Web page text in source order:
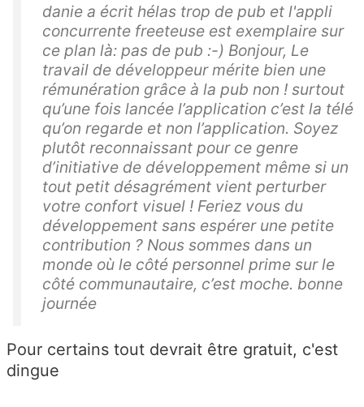
danie a écrit hélas trop de pub et l'appli
concurrente freeteuse est exemplaire sur
ce plan là: pas de pub :-) Bonjour, Le
travail de développeur mérite bien une
rémunération grâce à la pub non ! surtout
qu’une fois lancée l’application c’est la télé
qu’on regarde et non l’application. Soyez
plutôt reconnaissant pour ce genre
d’initiative de développement même si un
tout petit désagrément vient perturber
votre confort visuel ! Feriez vous du
développement sans espérer une petite
contribution ? Nous sommes dans un
monde où le côté personnel prime sur le
côté communautaire, c’est moche. bonne
journée
Pour certains tout devrait être gratuit, c'est
dingue